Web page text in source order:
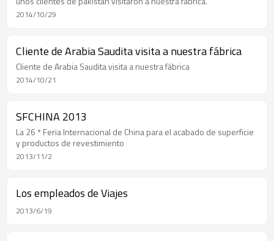
2014/10/29
Cliente de Arabia Saudita visita a nuestra fábrica
Cliente de Arabia Saudita visita a nuestra fábrica
2014/10/21
SFCHINA 2013
La 26 ª Feria Internacional de China para el acabado de superficie
y productos de revestimiento
2013/11/2
Los empleados de Viajes
2013/6/19